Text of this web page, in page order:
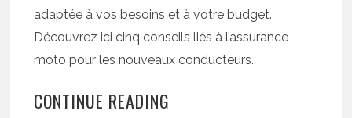
adaptée à vos besoins et à votre budget.
Découvrez ici cinq conseils liés à l’assurance
moto pour les nouveaux conducteurs.
CONTINUE READING